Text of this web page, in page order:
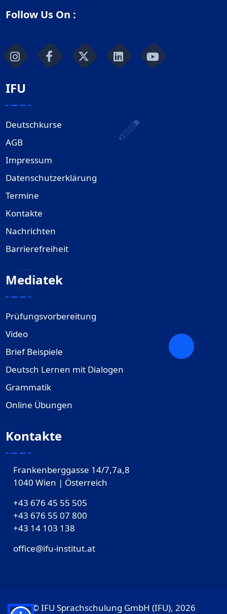
Follow Us On :
IFU
Deutschkurse
AGB
Impressum
Datenschutzerklärung
Termine
Kontakte
Nachrichten
Barrierefreiheit
Mediatek
Prüfungsvorbereitung
Video
Brief Beispiele
Deutsch Lernen mit Dialogen
Grammatik
Online Übungen
Kontakte
Frankenberggasse 14/7,7a,8
1040 Wien | Österreich
+43 676 45 55 505
+43 676 55 07 800
‎+43 14 103 138
office@ifu-institut.at
© IFU Sprachschulung GmbH (IFU), 2026